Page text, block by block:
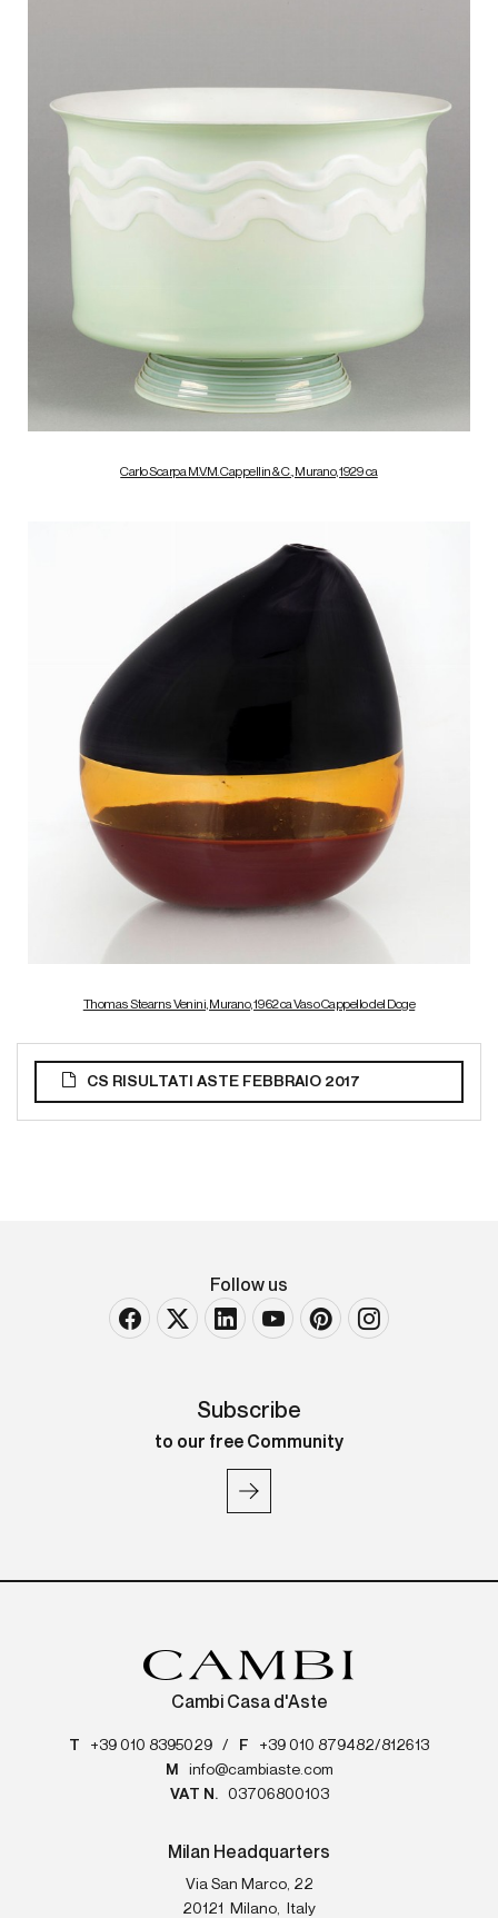
Carlo Scarpa M.V.M. Cappellin & C., Murano, 1929 ca
Thomas Stearns Venini, Murano, 1962 ca Vaso Cappello del Doge
CS RISULTATI ASTE FEBBRAIO 2017
Follow us
Subscribe
to our free Community
Cambi Casa d'Aste
T +39 010 8395029 / F
+39 010 879482/812613
M
info@cambiaste.com
VAT N.
03706800103
Milan Headquarters
Via San Marco, 22
20121
Milano,
Italy